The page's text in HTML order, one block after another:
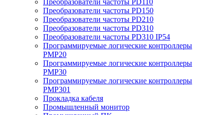
Преобразователи частоты PD110
Преобразователи частоты PD150
Преобразователи частоты PD210
Преобразователи частоты PD310
Преобразователи частоты PD310 IP54
Программируемые логические контроллеры
PMP20
Программируемые логические контроллеры
PMP30
Программируемые логические контроллеры
PMP301
Прокладка кабеля
Промышленный монитор